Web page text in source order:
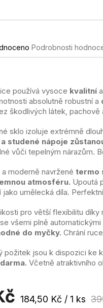
Podrobnosti
používá vysoce kvalitní
absolutně robustní a
škodlivých látek, pachově
sklo izoluje extrémně
studené nápoje
vůči tepelným nárazům.
moderně navržené termo
atmosféru. Upoutá
jako umělecká díla.
pro větší flexibilitu
všemi plně automatickými
do myčky. Chrání
požitek jsou k dispozici ke
Včetně atraktivního
Měrná
184,50 Kč / 1 ks